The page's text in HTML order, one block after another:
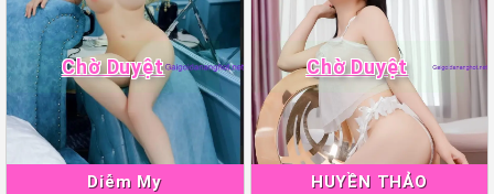
Diễm My
Chờ Duyệt
HUYỀN THẢO
Chờ Duyệt